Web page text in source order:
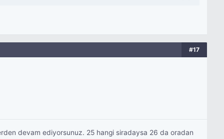
#17
devam ediyorsunuz. 25 hangi siradaysa 26 da oradan